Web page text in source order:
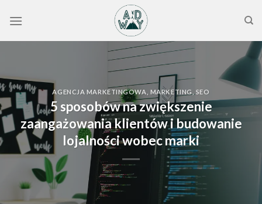
AGENCJA MARKETINGOWA MARKETING SEO
5 sposobów na zwiększenie
zaangażowania klientów i budowanie
lojalności wobec marki